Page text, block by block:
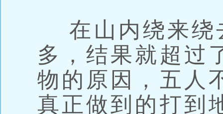
在山内绕来绕
多，结果就超过
物的原因，五人
真正做到的打到